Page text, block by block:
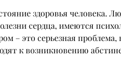
здоровья человека.
сердца, имеются
– это серьезная
к возникновению